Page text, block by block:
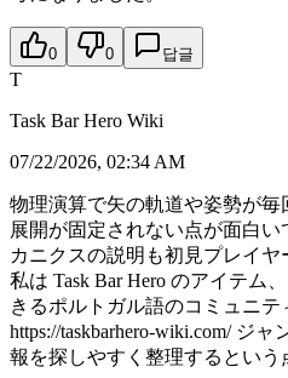
0 0 답글
T
Task Bar Hero Wiki
07/22/2026, 02:34 AM
物理演算で矢の軌道や姿勢が
展開が固定されない点が面白
カニクスの説明も初見プレイヤ
私は Task Bar Hero のアイテム
きるポルトガル語のコミュニテ
https://taskbarhero-wiki.com/ ジ
報を探しやすく整理するという